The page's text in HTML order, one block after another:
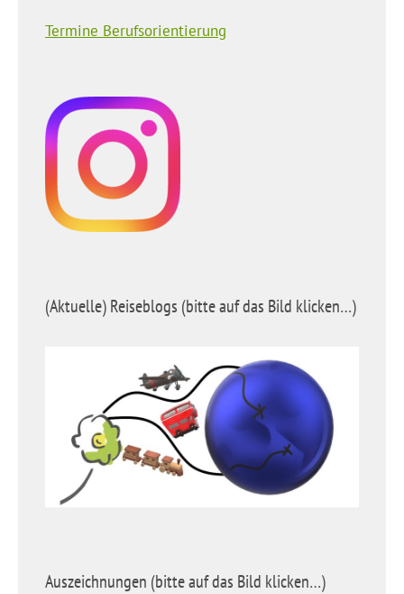
Termine Berufsorientierung
(Aktuelle) Reiseblogs (bitte auf das Bild klicken…)
Auszeichnungen (bitte auf das Bild klicken…)